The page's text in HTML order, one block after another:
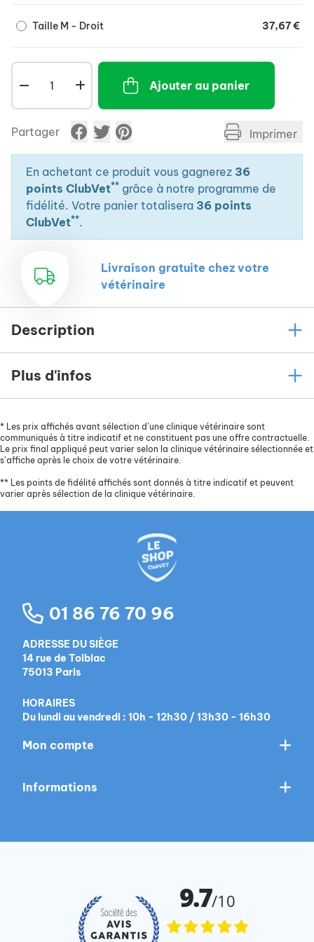
Taille M - Droit 37,67 €
Ajouter au panier
Partager Imprimer
En achetant ce produit vous gagnerez 36
points ClubVet** grâce à notre programme de
fidélité. Votre panier totalisera 36 points
ClubVet**.
Livraison gratuite chez votre
vétérinaire
Description
Plus d'infos
* Les prix affichés avant sélection d’une clinique vétérinaire sont
communiqués à titre indicatif et ne constituent pas une offre contractuelle.
Le prix final appliqué peut varier selon la clinique vétérinaire sélectionnée et
s’affiche après le choix de votre vétérinaire.
** Les points de fidélité affichés sont donnés à titre indicatif et peuvent
varier après sélection de la clinique vétérinaire.
01 86 76 70 96
ADRESSE DU SIÈGE
14 rue de Tolbiac
75013 Paris
HORAIRES
Du lundi au vendredi : 10h - 12h30 / 13h30 - 16h30
Mon compte
Informations